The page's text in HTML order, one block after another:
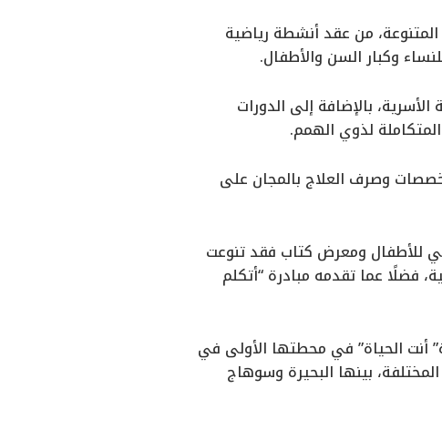
من عقد أنشطة رياضية
وكبار السن والأطفال.
بالإضافة إلى الدورات
لذوي الهمم.
وصرف العلاج بالمجان على
للأطفال ومعرض كتاب فقد تنوعت
فضلًا عما تقدمه مبادرة “أتكلم
أنت الحياة” في محطتها الأولى في
المختلفة، بينها البحيرة وسوهاج